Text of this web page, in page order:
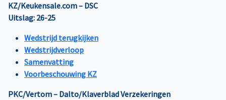
KZ/Keukensale.com – DSC
Uitslag: 26-25
Wedstrijd terugkijken
Wedstrijdverloop
Samenvatting
Voorbeschouwing KZ
PKC/Vertom – Dalto/Klaverblad Verzekeringen